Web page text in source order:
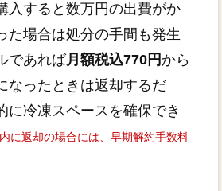
入すると数万円の出費がか
た場合は処分の手間も発生
であれば月額税込770円から
なったときは返却するだ
に冷凍スペースを確保でき
に返却の場合には、早期解約手数料